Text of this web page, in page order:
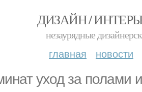
ДИЗАЙН /
незаурядные
главная новости
уход за полами